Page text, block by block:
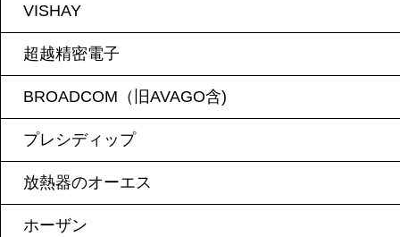
VISHAY
超越精密電子
BROADCOM（旧AVAGO含)
プレシディップ
放熱器のオーエス
ホーザン